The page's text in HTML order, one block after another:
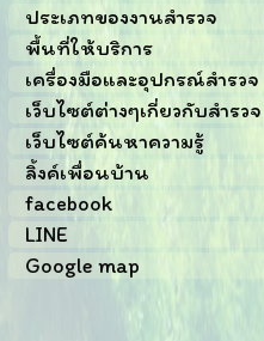
ประเภทของงานสำรวจ
พื้นที่ให้บริการ
เครื่องมือและอุปกรณ์สำรวจ
เว็บไซต์ต่างๆเกี่ยวกับสำรวจ
เว็บไซต์ค้นหาความรู้
ลิ้งค์เพื่อนบ้าน
facebook
LINE
Google map